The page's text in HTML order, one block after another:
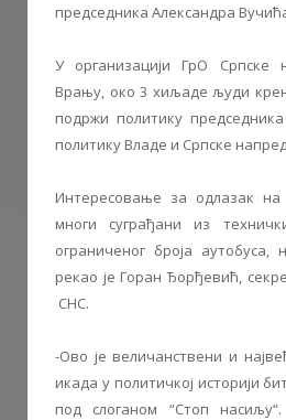
председника Александра
У организацији ГрО Српске
Врању, око 3 хиљаде људи
подржи политику
политику Владе и Српске
Интересовање за одлазак
многи суграђани из
ограниченог броја аутобуса,
рекао је Горан Ђорђевић,
СНС.
-Ово је величанствени и
икада у политичкој историји
под слоганом “Стоп